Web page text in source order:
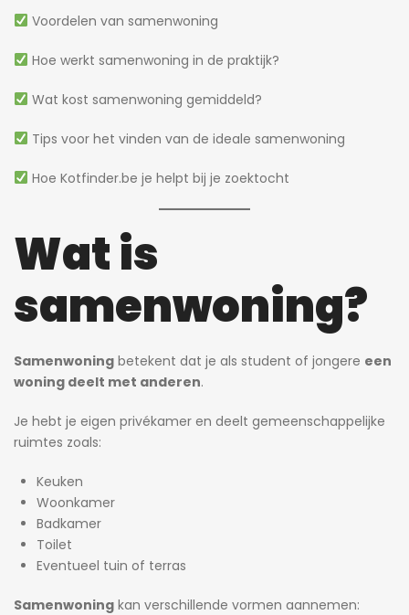
Voordelen van samenwoning
Hoe werkt samenwoning in de praktijk?
Wat kost samenwoning gemiddeld?
Tips voor het vinden van de ideale samenwoning
Hoe Kotfinder.be je helpt bij je zoektocht
Wat is
samenwoning?
Samenwoning betekent dat je als student of jongere een
woning deelt met anderen.
Je hebt je eigen privékamer en deelt gemeenschappelijke
ruimtes zoals:
Keuken
Woonkamer
Badkamer
Toilet
Eventueel tuin of terras
Samenwoning kan verschillende vormen aannemen: